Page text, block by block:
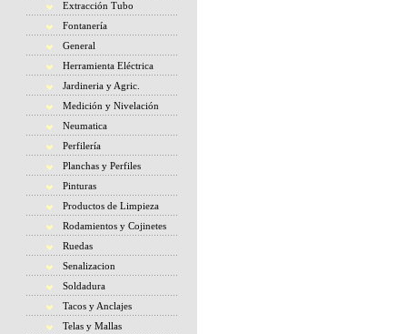
Extracción Tubo
Fontanería
General
Herramienta Eléctrica
Jardineria y Agric.
Medición y Nivelación
Neumatica
Perfilería
Planchas y Perfiles
Pinturas
Productos de Limpieza
Rodamientos y Cojinetes
Ruedas
Senalizacion
Soldadura
Tacos y Anclajes
Telas y Mallas